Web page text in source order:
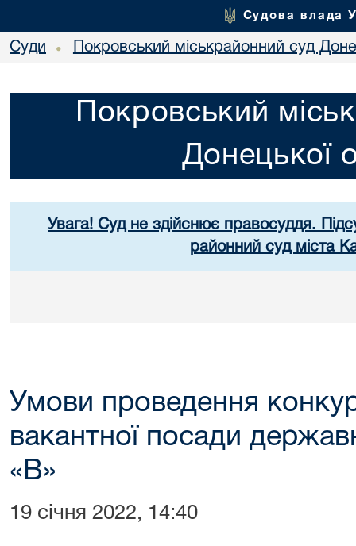
Судова влада
Суди • Покровський міськрайонний суд
Покровський
Донецької
Увага! Суд не здійснює правосуддя.
районний суд міста
Умови проведення
вакантної посади
«В»
19 січня 2022, 14:40